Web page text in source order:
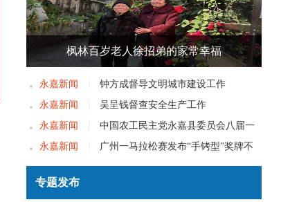
枫林百岁老人徐招弟的家常幸福
永嘉新闻
钟方成督导文明城市建设工作
永嘉新闻
吴呈钱督查安全生产工作
永嘉新闻
中国农工民主党永嘉县委员会八届一
次党员大会召开
永嘉新闻
广州一马拉松赛发布“手铐型”奖牌不
实——今日辟谣（2025年12月25日）
专题发布